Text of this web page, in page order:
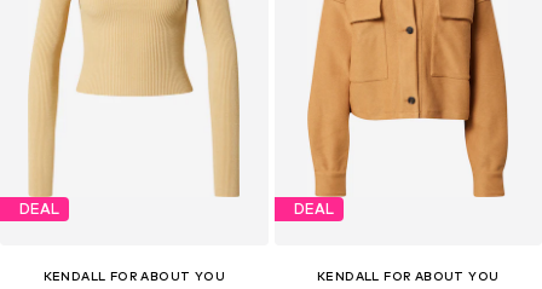
DEAL
KENDALL FOR ABOUT YOU
DEAL
KENDALL FOR ABOUT YOU